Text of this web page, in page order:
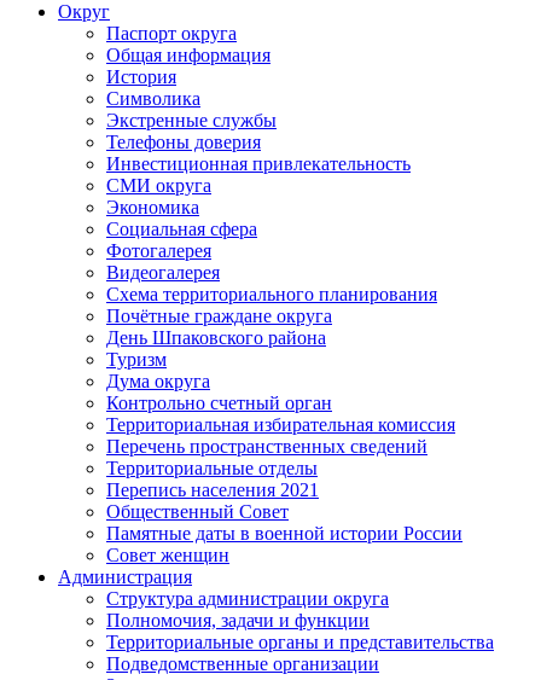
Округ
Паспорт округа
Общая информация
История
Символика
Экстренные службы
Телефоны доверия
Инвестиционная привлекательность
СМИ округа
Экономика
Социальная сфера
Фотогалерея
Видеогалерея
Схема территориального планирования
Почётные граждане округа
День Шпаковского района
Туризм
Дума округа
Контрольно счетный орган
Территориальная избирательная комиссия
Перечень пространственных сведений
Территориальные отделы
Перепись населения 2021
Общественный Совет
Памятные даты в военной истории России
Совет женщин
Администрация
Структура администрации округа
Полномочия, задачи и функции
Территориальные органы и представительства
Подведомственные организации